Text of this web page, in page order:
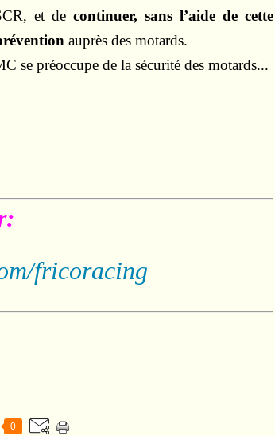
et de continuer, sans l’aide de cette
auprès des motards.
se préoccupe de la sécurité des motards...
fricoracing
0